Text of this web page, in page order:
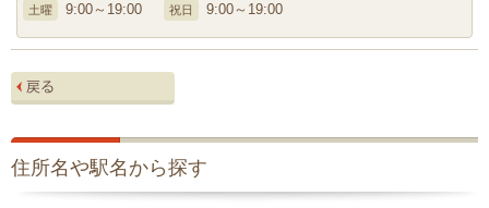
土曜 9:00～19:00 祝日 9:00～19:00
住所名や駅名から探す